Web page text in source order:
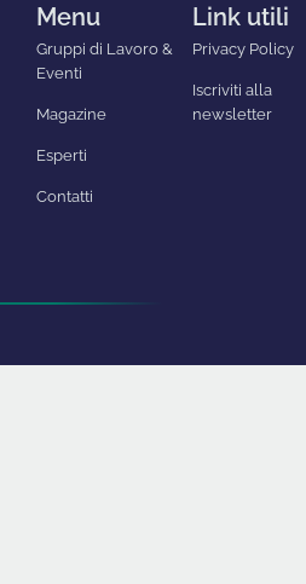
Menu
Gruppi di Lavoro &
Eventi
Magazine
Esperti
Contatti
Link utili
Privacy Policy
Iscriviti alla
newsletter